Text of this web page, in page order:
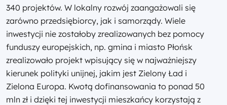
340 projektów. W lokalny rozwój zaangażowali się
zarówno przedsiębiorcy, jak i samorządy. Wiele
inwestycji nie zostałoby zrealizowanych bez pomocy
funduszy europejskich, np. gmina i miasto Płońsk
zrealizowało projekt wpisujący się w najważniejszy
kierunek polityki unijnej, jakim jest Zielony Ład i
Zielona Europa. Kwotą dofinansowania to ponad 50
mln zł i dzięki tej inwestycji mieszkańcy korzystają z